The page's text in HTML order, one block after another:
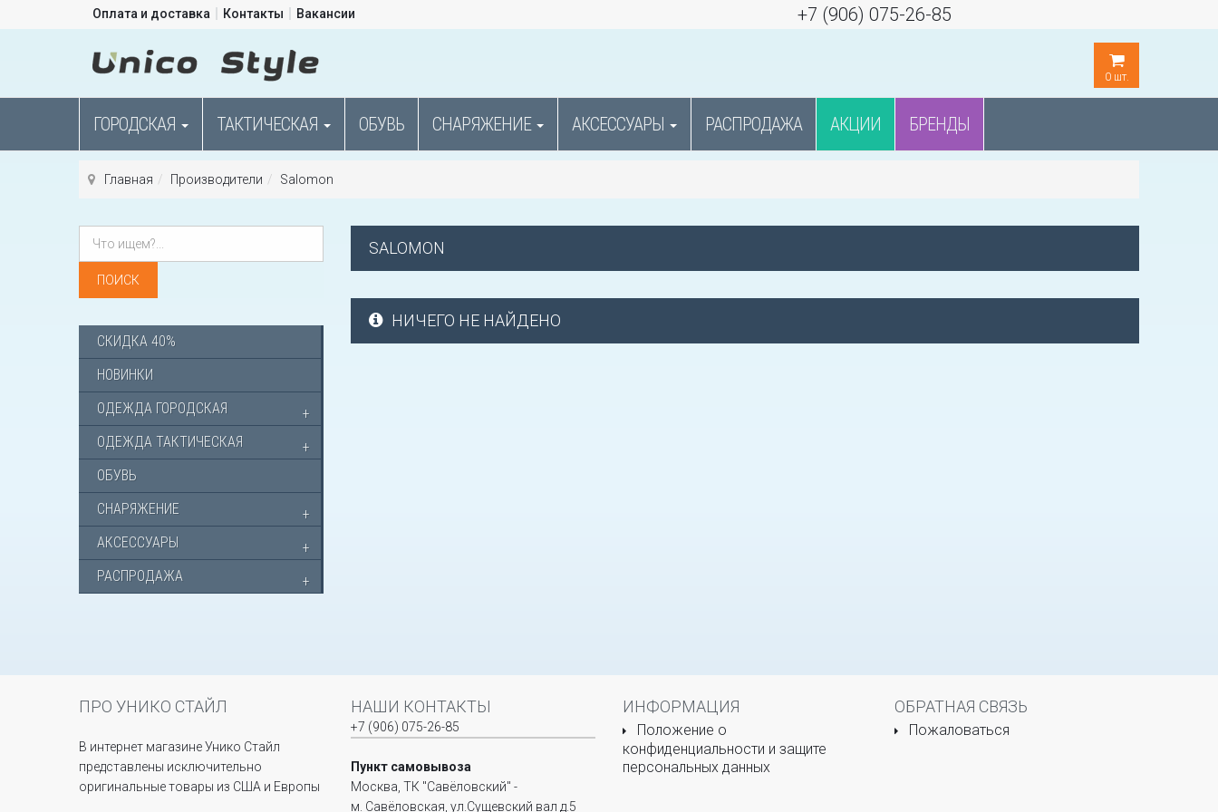
Оплата и доставка Контакты Вакансии +7 (906) 075-26-85
0шт.
ГОРОДСКАЯ ТАКТИЧЕСКАЯ ОБУВЬ СНАРЯЖЕНИЕ АКСЕССУАРЫ РАСПРОДАЖА АКЦИИ БРЕНДЫ
Главная Производители Salomon
SALOMON
НИЧЕГО НЕ НАЙДЕНО
СКИДКА 40%
НОВИНКИ
ОДЕЖДА ГОРОДСКАЯ
ОДЕЖДА ТАКТИЧЕСКАЯ
ОБУВЬ
СНАРЯЖЕНИЕ
АКСЕССУАРЫ
РАСПРОДАЖА
ПРО УНИКО СТАЙЛ
В интернет магазине Унико Стайл
представлены исключительно
оригинальные товары из США и Европы
НАШИ КОНТАКТЫ
+7 (906) 075-26-85
Пункт самовывоза
Москва, ТК "Савёловский" -
м. Савёловская, ул.Сущевский вал д.5
ИНФОРМАЦИЯ
Положение о
конфиденциальности и защите
персональных данных
ОБРАТНАЯ СВЯЗЬ
Пожаловаться